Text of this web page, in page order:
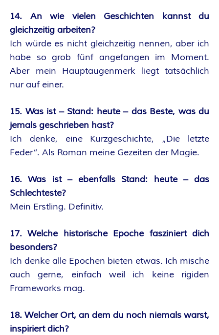
14. An wie vielen Geschichten kannst du
gleichzeitig arbeiten?
Ich würde es nicht gleichzeitig nennen, aber ich
habe so grob fünf angefangen im Moment.
Aber mein Hauptaugenmerk liegt tatsächlich
nur auf einer.
15. Was ist – Stand: heute – das Beste, was du
jemals geschrieben hast?
Ich denke, eine Kurzgeschichte, „Die letzte
Feder“. Als Roman meine Gezeiten der Magie.
16. Was ist – ebenfalls Stand: heute – das
Schlechteste?
Mein Erstling. Definitiv.
17. Welche historische Epoche fasziniert dich
besonders?
Ich denke alle Epochen bieten etwas. Ich mische
auch gerne, einfach weil ich keine rigiden
Frameworks mag.
18. Welcher Ort, an dem du noch niemals warst,
inspiriert dich?